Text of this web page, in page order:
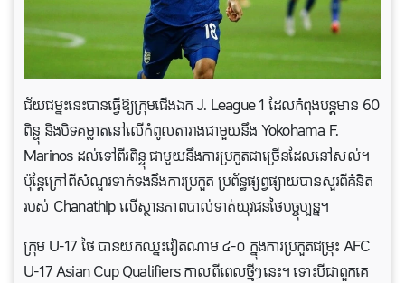
ជ័យជម្នះនេះបានធ្វើឱ្យក្រុមជើងឯក J. League 1 ដែលកំពុងបន្តមាន 60
ពិន្ទុ និងបិទគម្លាតនៅលើកំពូលតារាងជាមួយនឹង Yokohama F.
Marinos ដល់ទៅពីរពិន្ទុ ជាមួយនឹងការប្រកួតជាច្រើនដែលនៅសល់។
ប៉ុន្តែ​ក្រៅ​ពី​សំណួរ​ទាក់ទង​នឹង​ការ​ប្រកួត ប្រព័ន្ធ​ផ្សព្វផ្សាយ​បាន​សួរ​ពី​គំនិត​
របស់ Chanathip លើ​ស្ថាន​ភាព​បាល់ទាត់​យុវជន​ថៃ​បច្ចុប្បន្ន។
ក្រុម U-17 ថៃ បាន​យក​ឈ្នះ​វៀតណាម ៤-០ ក្នុង​ការ​ប្រកួត​ជម្រុះ AFC
U-17 Asian Cup Qualifiers កាល​ពី​ពេល​ថ្មីៗ​នេះ។ ទោះបីជាពួកគេ